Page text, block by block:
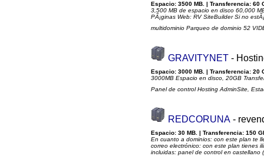
Espacio: 3500 MB. | Transferencia: 60
3,500 MB de espacio en disco 60,000
PÃ¡ginas Web: RV SiteBuilder Si no
multidominio Parqueo de dominio 52
GRAVITYNET -
Espacio: 3000 MB. | Transferencia: 20
3000MB Espacio en disco, 20GB
Panel de control Hosting AdminSite,
REDCORUNA -
Espacio: 30 MB. | Transferencia: 150
En cuanto a dominios: con este plan te
correo electrónico: con este plan tienes
incluidas: panel de control en castellano